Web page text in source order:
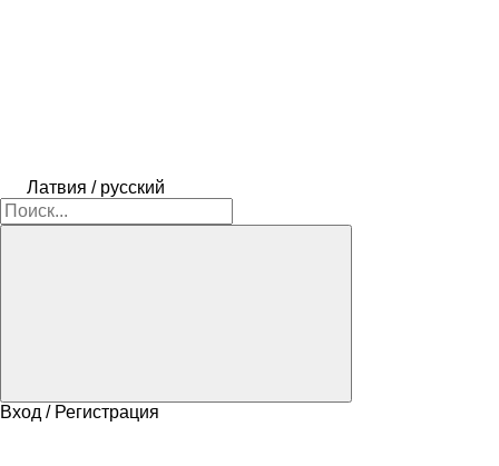
Латвия / русский
Вход / Регистрация